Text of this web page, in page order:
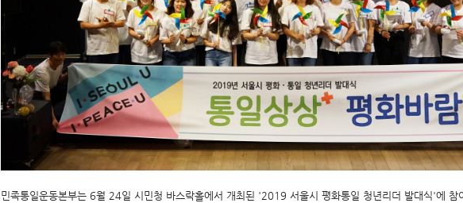
민족통일운동본부는 6월 24일 시민청 바스락홀에서 개최된 '2019 서울시 평화통일 청년리더 발대식'에 참